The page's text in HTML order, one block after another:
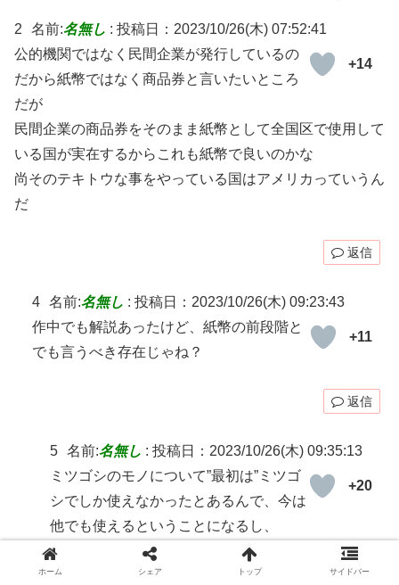
2 名前:名無し : 投稿日：2023/10/26(木) 07:52:41
+14
公的機関ではなく民間企業が発行しているの
だから紙幣ではなく商品券と言いたいところ
だが
民間企業の商品券をそのまま紙幣として全国区で使用して
いる国が実在するからこれも紙幣で良いのかな
尚そのテキトウな事をやっている国はアメリカっていうん
だ
返信
4 名前:名無し : 投稿日：2023/10/26(木) 09:23:43
+11
作中でも解説あったけど、紙幣の前段階と
でも言うべき存在じゃね？
返信
5 名前:名無し : 投稿日：2023/10/26(木) 09:35:13
+20
ミツゴシのモノについて”最初は”ミツゴ
シでしか使えなかったとあるんで、今は
他でも使えるということになるし、
大商会連合のモノは王都でしか使えない=ミツゴシ
のモノは地方でも使える(実際ミツゴシは地方経済に
ホーム シェア トップ サイドバー